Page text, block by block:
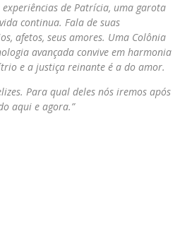
de Patrícia, uma garota
continua. Fala de suas
afetos, seus amores. Uma Colônia
avançada convive em harmonia
e a justiça reinante é a do amor.
Para qual deles nós iremos após
aqui e agora.”